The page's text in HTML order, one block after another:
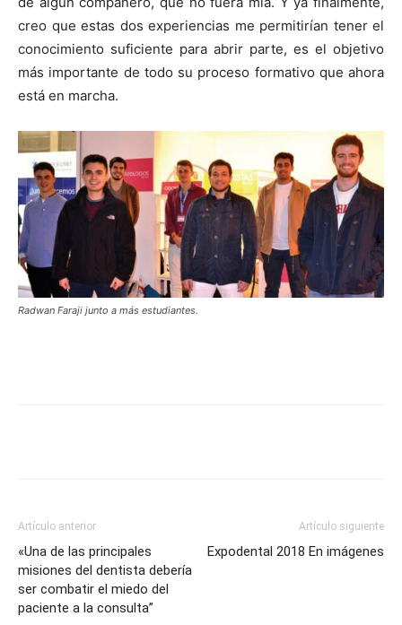
creo que estas dos experiencias me permitirían tener el
conocimiento suficiente para abrir parte, es el objetivo
más importante de todo su proceso formativo que ahora
está en marcha.
Radwan Faraji junto a más estudiantes.
Artículo anterior
«Una de las principales
misiones del dentista debería
ser combatir el miedo del
paciente a la consulta”
Artículo siguiente
Expodental 2018 En imágenes